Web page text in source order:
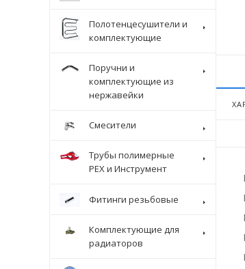
Полотенцесушители и
комплектующие
Поручни и
комплектующие из
нержавейки
Смесители
Трубы полимерные
PEX и Инструмент
Фитинги резьбовые
Комплектующие для
радиаторов